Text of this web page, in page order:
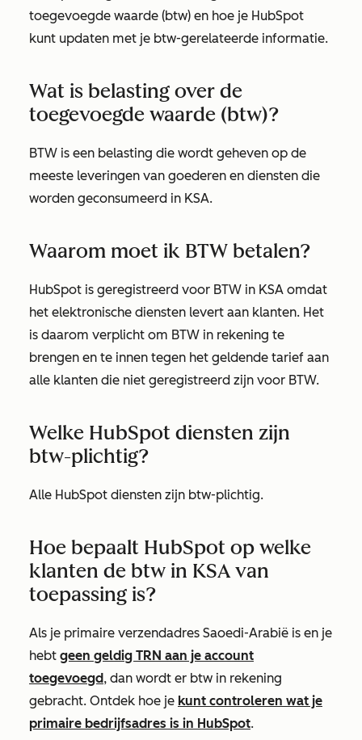
toegevoegde waarde (btw) en hoe je HubSpot
kunt updaten met je btw-gerelateerde informatie.
Wat is belasting over de
toegevoegde waarde (btw)?
BTW is een belasting die wordt geheven op de
meeste leveringen van goederen en diensten die
worden geconsumeerd in KSA.
Waarom moet ik BTW betalen?
HubSpot is geregistreerd voor BTW in KSA omdat
het elektronische diensten levert aan klanten. Het
is daarom verplicht om BTW in rekening te
brengen en te innen tegen het geldende tarief aan
alle klanten die niet geregistreerd zijn voor BTW.
Welke HubSpot diensten zijn
btw-plichtig?
Alle HubSpot diensten zijn btw-plichtig.
Hoe bepaalt HubSpot op welke
klanten de btw in KSA van
toepassing is?
Als je primaire verzendadres Saoedi-Arabië is en je
hebt geen geldig TRN aan je account
toegevoegd, dan wordt er btw in rekening
gebracht. Ontdek hoe je kunt controleren wat je
primaire bedrijfsadres is in HubSpot.